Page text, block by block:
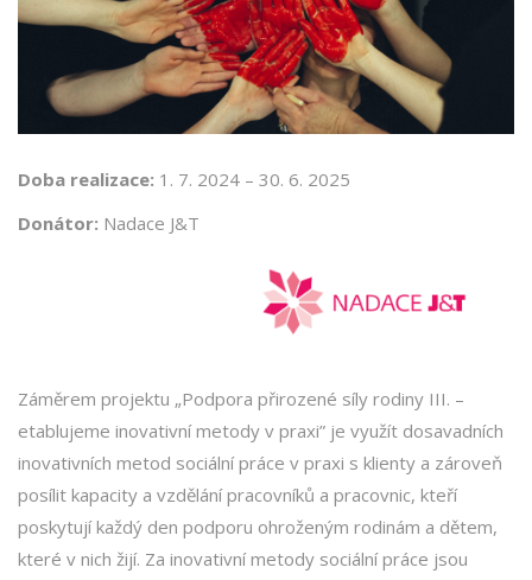
Doba realizace: 1. 7. 2024 – 30. 6. 2025
Donátor: Nadace J&T
Záměrem projektu „Podpora přirozené síly rodiny III. –
etablujeme inovativní metody v praxi” je využít dosavadních
inovativních metod sociální práce v praxi s klienty a zároveň
posílit kapacity a vzdělání pracovníků a pracovnic, kteří
poskytují každý den podporu ohroženým rodinám a dětem,
které v nich žijí. Za inovativní metody sociální práce jsou